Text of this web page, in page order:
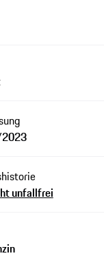
unfallfrei